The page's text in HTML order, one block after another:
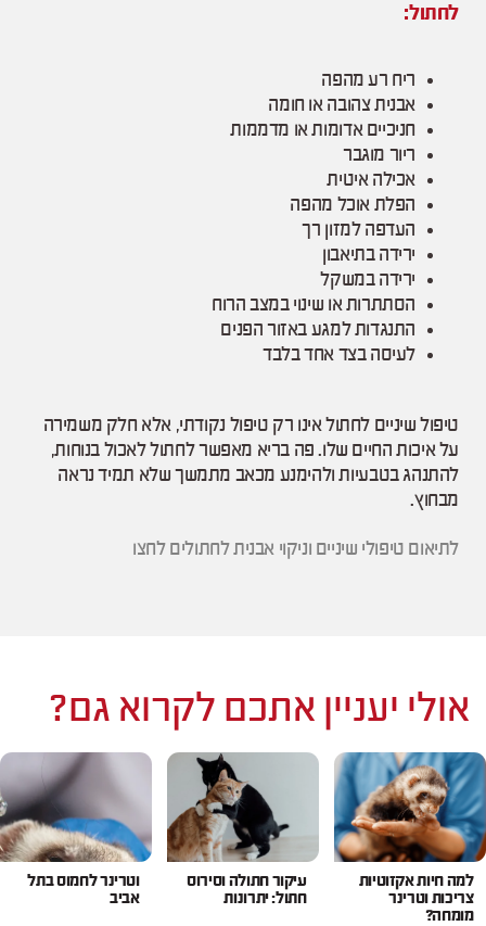
לחתול:
ריח רע מהפה
אבנית צהובה או חומה
חניכיים אדומות או מדממות
ריור מוגבר
אכילה איטית
הפלת אוכל מהפה
העדפה למזון רך
ירידה בתיאבון
ירידה במשקל
הסתתרות או שינוי במצב הרוח
התנגדות למגע באזור הפנים
לעיסה בצד אחד בלבד
טיפול שיניים לחתול אינו רק טיפול נקודתי, אלא חלק משמירה
על איכות החיים שלו. פה בריא מאפשר לחתול לאכול בנוחות,
להתנהג בטבעיות ולהימנע מכאב מתמשך שלא תמיד נראה
מבחוץ.
לתיאום טיפולי שיניים וניקוי אבנית לחתולים לחצו
אולי יעניין אתכם לקרוא גם?
למה חיות אקזוטיות
צריכות וטרינר
מומחה?
עיקור חתולה וסירוס
חתול: יתרונות
וטרינר לחמוס בתל
אביב